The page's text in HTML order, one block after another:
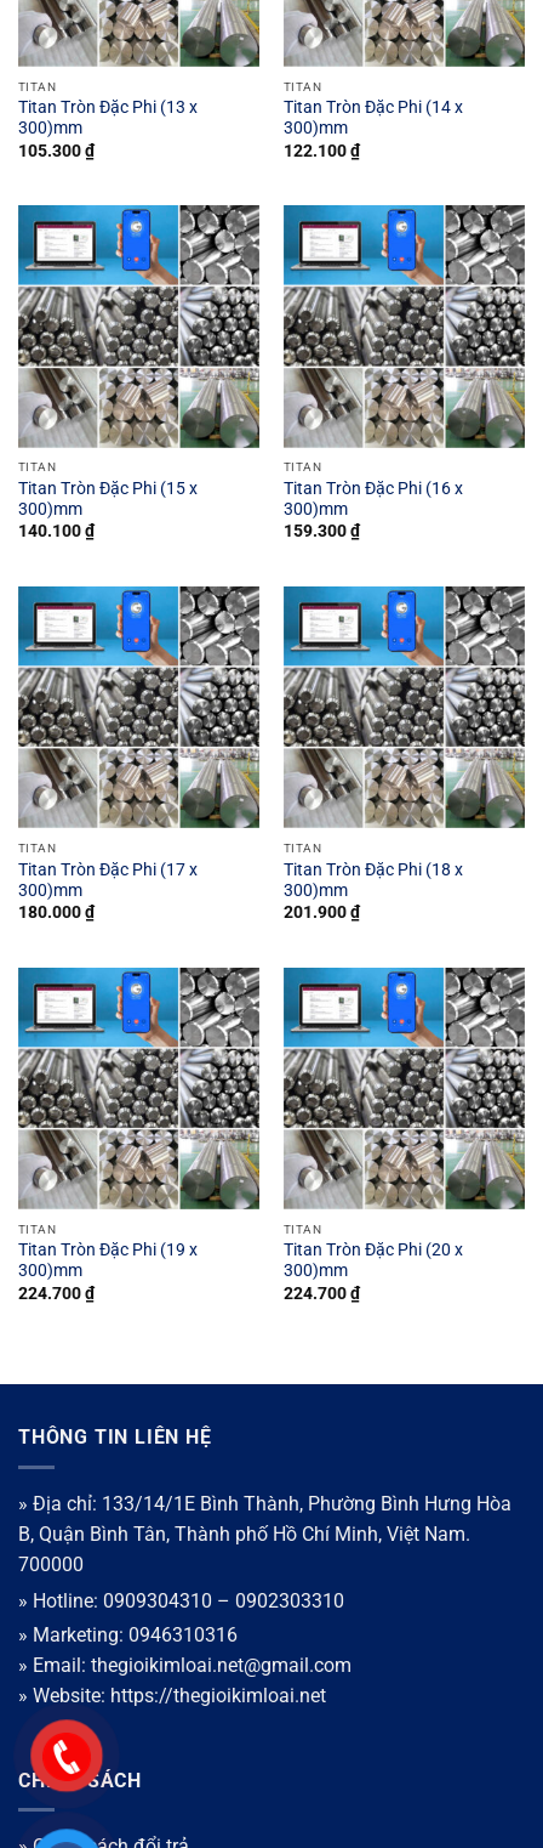
TITAN
Titan Tròn Đặc Phi (13 x
300)mm
105.300₫
TITAN
Titan Tròn Đặc Phi (14 x
300)mm
122.100₫
TITAN
Titan Tròn Đặc Phi (15 x
300)mm
140.100₫
TITAN
Titan Tròn Đặc Phi (16 x
300)mm
159.300₫
TITAN
Titan Tròn Đặc Phi (17 x
300)mm
180.000₫
TITAN
Titan Tròn Đặc Phi (18 x
300)mm
201.900₫
TITAN
Titan Tròn Đặc Phi (19 x
300)mm
224.700₫
TITAN
Titan Tròn Đặc Phi (20 x
300)mm
224.700₫
THÔNG TIN LIÊN HỆ
» Địa chỉ: 133/14/1E Bình Thành, Phường Bình Hưng Hòa
B, Quận Bình Tân, Thành phố Hồ Chí Minh, Việt Nam.
700000
» Hotline: 0909304310 – 0902303310
» Marketing: 0946310316
» Email: thegioikimloai.net@gmail.com
» Website: https://thegioikimloai.net
CHÍNH SÁCH